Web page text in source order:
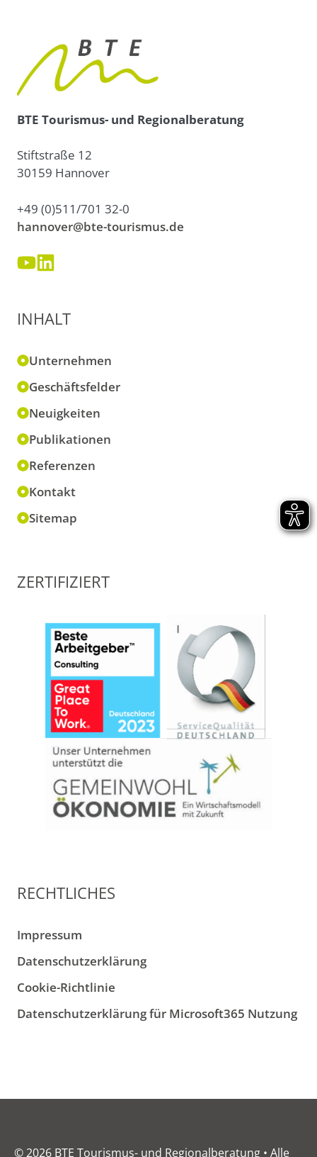
BTE Tourismus- und Regionalberatung
Stiftstraße 12
30159 Hannover
+49 (0)511/701 32-0
hannover@bte-tourismus.de
INHALT
Unternehmen
Geschäftsfelder
Neuigkeiten
Publikationen
Referenzen
Kontakt
Sitemap
ZERTIFIZIERT
RECHTLICHES
Impressum
Datenschutzerklärung
Cookie-Richtlinie
Datenschutzerklärung für Microsoft365 Nutzung
© 2026 BTE Tourismus- und Regionalberatung • Alle